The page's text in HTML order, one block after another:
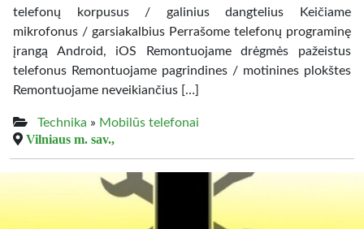
telefonų korpusus / galinius dangtelius Keičiame
mikrofonus / garsiakalbius Perrašome telefonų programinę
įrangą Android, iOS Remontuojame drėgmės pažeistus
telefonus Remontuojame pagrindines / motinines plokštes
Remontuojame neveikiančius […]
Technika » Mobilūs telefonai
Vilniaus m. sav.,